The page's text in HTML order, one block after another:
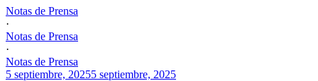
Notas de Prensa
·
Notas de Prensa
·
Notas de Prensa
5 septiembre, 20255 septiembre, 2025